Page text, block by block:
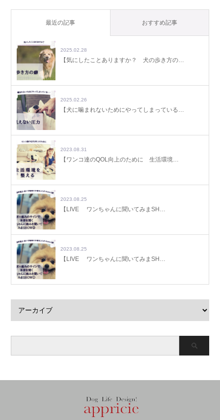
最近の記事 おすすめ記事
2025.02.28
【気にしたことありますか？ 犬の歩き方の…
2025.02.26
【犬に噛まれないためにやってしまっている…
2023.08.31
【ワンコ達のQOL向上のために 生活環境…
2023.08.25
【LIVE ワンちゃんに聞いてみまSH…
2023.08.25
【LIVE ワンちゃんに聞いてみまSH…